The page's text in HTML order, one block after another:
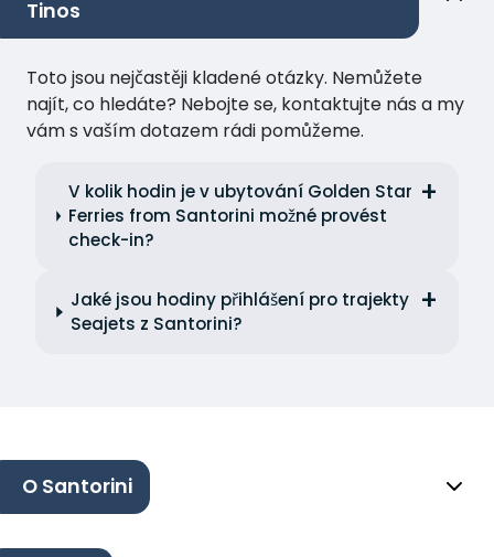
Tinos
Toto jsou nejčastěji kladené otázky. Nemůžete
najít, co hledáte? Nebojte se, kontaktujte nás a my
vám s vaším dotazem rádi pomůžeme.
V kolik hodin je v ubytování Golden Star
Ferries from Santorini možné provést
check-in?
Jaké jsou hodiny přihlášení pro trajekty
Seajets z Santorini?
O Santorini